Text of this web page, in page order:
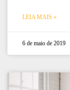
LEIA MAIS »
6 de maio de 2019